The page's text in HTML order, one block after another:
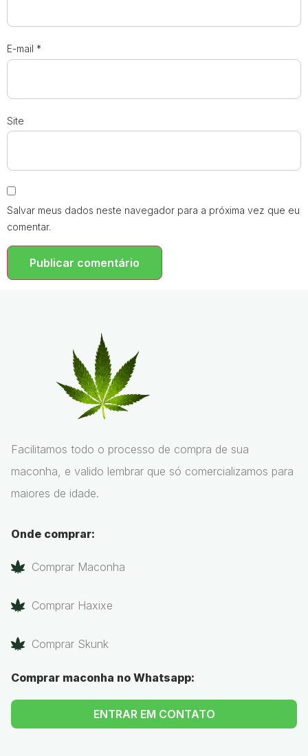
E-mail *
Site
Salvar meus dados neste navegador para a próxima vez que eu
comentar.
Facilitamos todo o processo de compra de sua
maconha, e valido lembrar que só comercializamos para
maiores de idade.
Onde comprar:
Comprar Maconha
Comprar Haxixe
Comprar Skunk
Comprar maconha no Whatsapp:
ENTRAR EM CONTATO